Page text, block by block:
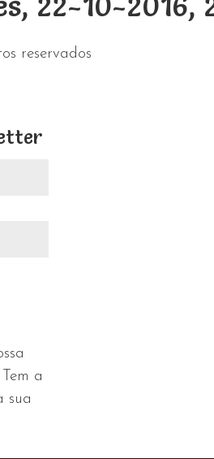
reservados
a
sua